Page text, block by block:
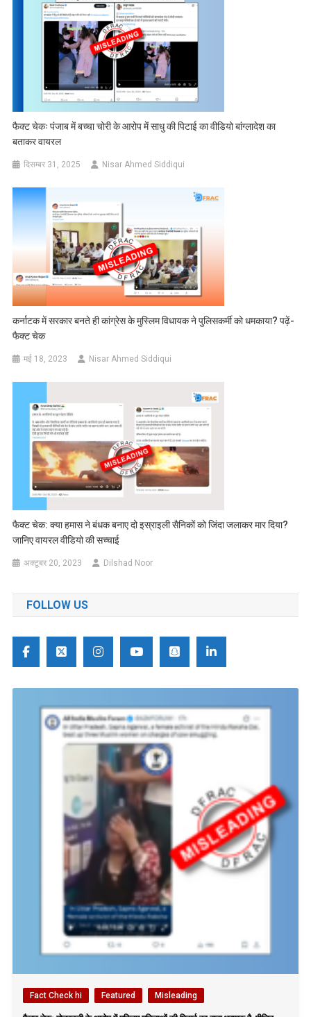
फैक्ट चेकः पंजाब में बच्चा चोरी के आरोप में साधु की पिटाई का वीडियो बांग्लादेश का
बताकर वायरल
दिसम्बर 31, 2025 Nisar Ahmed Siddiqui
कर्नाटक में सरकार बनते ही कांग्रेस के मुस्लिम विधायक ने पुलिसकर्मी को धमकाया? पढ़ें-
फैक्ट चेक
मई 18, 2023 Nisar Ahmed Siddiqui
फैक्ट चेक: क्या हमास ने बंधक बनाए दो इस्राइली सैनिकों को जिंदा जलाकर मार दिया?
जानिए वायरल वीडियो की सच्चाई
अक्टूबर 20, 2023 Dilshad Noor
FOLLOW US
Fact Check hi Featured Misleading